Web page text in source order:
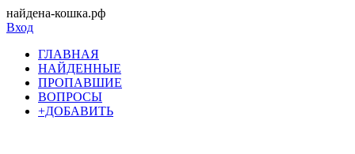
найдена-кошка.рф
Вход
ГЛАВНАЯ
НАЙДЕННЫЕ
ПРОПАВШИЕ
ВОПРОСЫ
+ДОБАВИТЬ